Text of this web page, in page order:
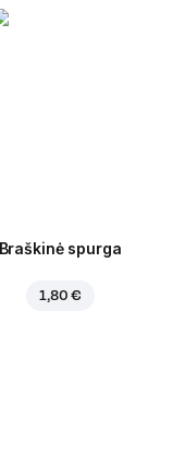
Braškinė spurga
1,80 €